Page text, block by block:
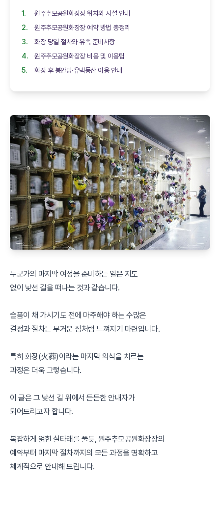
원주추모공원화장장 위치와 시설 안내
원주추모공원화장장 예약 방법 총정리
화장 당일 절차와 유족 준비사항
원주추모공원화장장 비용 및 이용팁
화장 후 봉안당·유택동산 이용 안내
누군가의 마지막 여정을 준비하는 일은 지도
없이 낯선 길을 떠나는 것과 같습니다.
슬픔이 채 가시기도 전에 마주해야 하는 수많은
결정과 절차는 무거운 짐처럼 느껴지기 마련입니다.
특히 화장(火葬)이라는 마지막 의식을 치르는
과정은 더욱 그렇습니다.
이 글은 그 낯선 길 위에서 든든한 안내자가
되어드리고자 합니다.
복잡하게 얽힌 실타래를 풀듯, 원주추모공원화장장의
예약부터 마지막 절차까지의 모든 과정을 명확하고
체계적으로 안내해 드립니다.